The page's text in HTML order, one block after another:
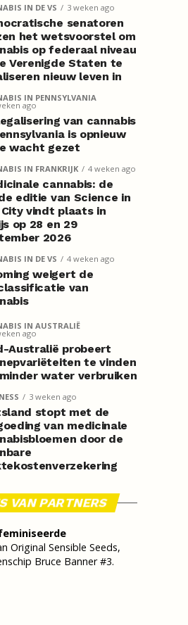
IN DE VS 3 weken ago
senatoren
het wetsvoorstel om
op federaal niveau
Verenigde Staten te
nieuw leven in
IN PENNSYLVANIA
ago
van cannabis
is opnieuw
wacht gezet
IN FRANKRIJK 4 weken ago
cannabis: de
editie van Science in
vindt plaats in
op 28 en 29
2026
IN DE VS 4 weken ago
weigert de
van
IN AUSTRALIË
ago
Australië probeert
te vinden
water verbruiken
3 weken ago
stopt met de
van medicinale
door de
VAN PARTNERS
Original Sensible Seeds,
Bruce Banner #3.